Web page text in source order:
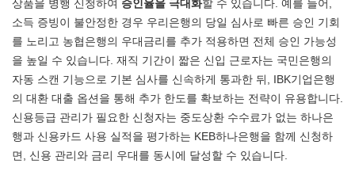
상품을 병행 신청하여 승인율을 극대화할 수 있습니다. 예를 들어,
소득 증빙이 불안정한 경우 우리은행의 당일 심사로 빠른 승인 기회
를 노리고 농협은행의 우대금리를 추가 적용하면 전체 승인 가능성
을 높일 수 있습니다. 재직 기간이 짧은 신입 근로자는 국민은행의
자동 스캔 기능으로 기본 심사를 신속하게 통과한 뒤, IBK기업은행
의 대환 대출 옵션을 통해 추가 한도를 확보하는 전략이 유용합니다.
신용등급 관리가 필요한 신청자는 중도상환 수수료가 없는 하나은
행과 신용카드 사용 실적을 평가하는 KEB하나은행을 함께 신청하
면, 신용 관리와 금리 우대를 동시에 달성할 수 있습니다.